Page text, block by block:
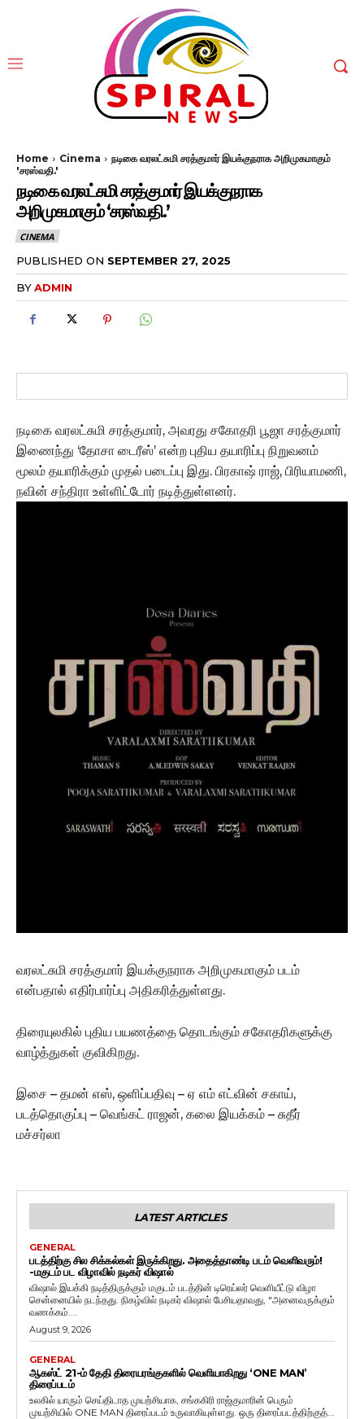
Home Cinema
நடிகை வரலட்சுமி சரத்குமார் இயக்குநராக அறிமுகமாகும்
'சரஸ்வதி.'
நடிகை வரலட்சுமி சரத்குமார் இயக்குநராக
அறிமுகமாகும் ‘சரஸ்வதி.’
CINEMA
PUBLISHED ON SEPTEMBER 27, 2025
BYADMIN
நடிகை வரலட்சுமி சரத்குமார், அவரது சகோதரி பூஜா சரத்குமார்
இணைந்து ‘தோசா டைரீஸ்’ என்ற புதிய தயாரிப்பு நிறுவனம்
மூலம் தயாரிக்கும் முதல் படைப்பு இது. பிரகாஷ் ராஜ், பிரியாமணி,
நவின் சந்திரா உள்ளிட்டோர் நடித்துள்ளனர்.
வரலட்சுமி சரத்குமார் இயக்குநராக அறிமுகமாகும் படம்
என்பதால் எதிர்பார்ப்பு அதிகரித்துள்ளது.
திரையுலகில் புதிய பயணத்தை தொடங்கும் சகோதரிகளுக்கு
வாழ்த்துகள் குவிகிறது.
இசை – தமன் எஸ், ஒளிப்பதிவு – ஏ எம் எட்வின் சகாய்,
படத்தொகுப்பு – வெங்கட் ராஜன், கலை இயக்கம் – சுதீர்
மச்சர்லா
LATEST ARTICLES
GENERAL
படத்திற்கு சில சிக்கல்கள் இருக்கிறது. அதைத்தாண்டி படம் வெளிவரும்!
-மகுடம் பட விழாவில் நடிகர் விஷால்
விஷால் இயக்கி நடித்திருக்கும் மகுடம் படத்தின் டிரெய்லர் வெளியீட்டு விழா
சென்னையில் நடந்தது. நிகழ்வில் நடிகர் விஷால் பேசியதாவது, "அனைவருக்கும்
வணக்கம்....
August 9, 2026
GENERAL
ஆகஸ்ட் 21-ம் தேதி திரையரங்குகளில் வெளியாகிறது ‘ONE MAN’
திரைப்படம்
உலகில் யாரும் செய்திடாத முயற்சியாக, சங்ககிரி ராஜ்குமாரின் பெரும்
முயற்சியில் ONE MAN திரைப்படம் உருவாகியுள்ளது. ஒரு திரைப்படத்திற்குத்...